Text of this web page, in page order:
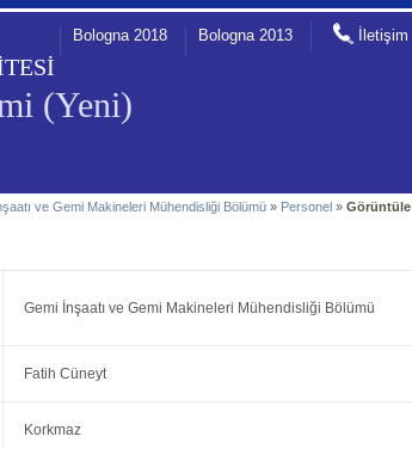
(Yeni)
Bologna 2018 Bologna 2013 İletişim
ve Gemi Makineleri Mühendisliği Bölümü » Personel »Görüntüle
Gemi İnşaatı ve Gemi Makineleri Mühendisliği Bölümü
Fatih Cüneyt
Korkmaz